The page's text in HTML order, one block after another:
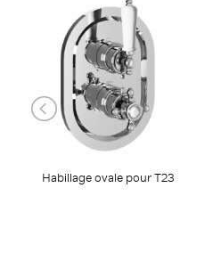
Habillage ovale pour T23